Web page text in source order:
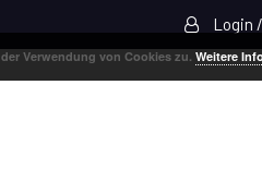
Login
Verwendung von Cookies zu. Weitere